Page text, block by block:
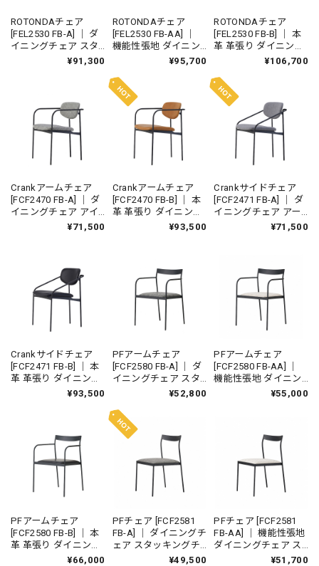
ROTONDAチェア
[FEL2530 FB-A] ｜ ダ
イニングチェア スタ
ッキングチェア アイ
¥91,300
ROTONDAチェア
[FEL2530 FB-AA] ｜
機能性張地 ダイニン
グチェア スタッキン
ェア 鉄家具 国産家具
¥95,700
ROTONDAチェア
[FEL2530 FB-B] ｜ 本
革 革張り ダイニング
チェア スタッキング
ア 鉄家具 国産家具
¥106,700
Crankアームチェア
[FCF2470 FB-A] ｜ ダ
イニングチェア アイ
アンチェア 鉄家具 国
¥71,500
Crankアームチェア
[FCF2470 FB-B] ｜ 本
革 革張り ダイニング
チェア アイアンチェ
¥93,500
Crankサイドチェア
[FCF2471 FB-A] ｜ ダ
イニングチェア アー
ムチェア アイアンチ
¥71,500
Crankサイドチェア
[FCF2471 FB-B] ｜ 本
革 革張り ダイニング
チェア アームチェア
¥93,500
PFアームチェア
[FCF2580 FB-A] ｜ ダ
イニングチェア スタ
ッキングチェア アイ
産家具
¥52,800
PFアームチェア
[FCF2580 FB-AA] ｜
機能性張地 ダイニン
グチェア スタッキン
¥55,000
PFアームチェア
[FCF2580 FB-B] ｜ 本
革 革張り ダイニング
チェア スタッキング
¥66,000
PFチェア [FCF2581
FB-A] ｜ ダイニングチ
ェア スタッキングチ
ェア アイアンチェア
¥49,500
PFチェア [FCF2581
FB-AA] ｜ 機能性張地
ダイニングチェア ス
タッキングチェア ア
¥51,700